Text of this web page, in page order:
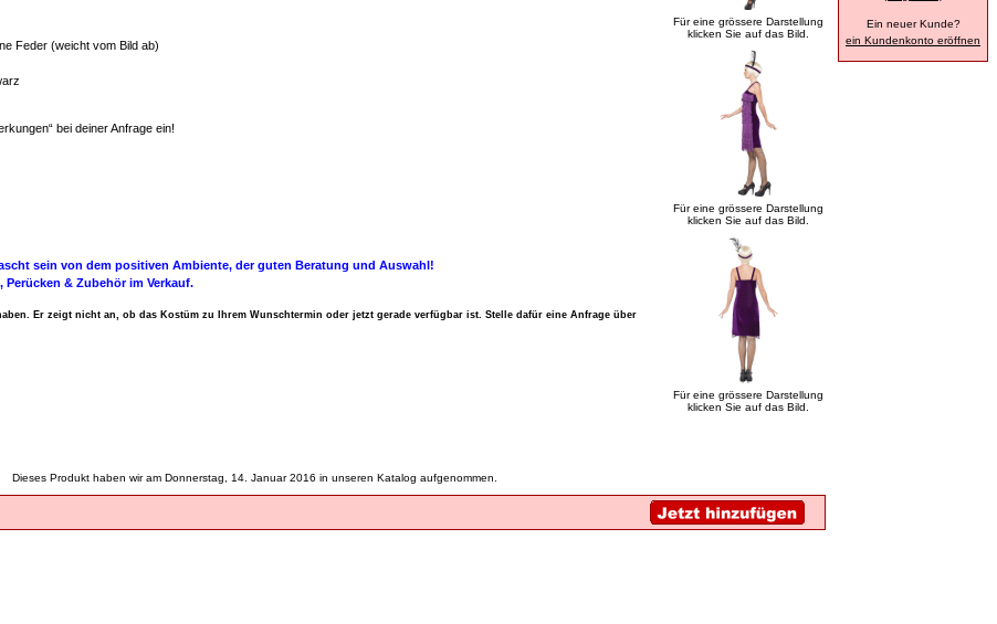
Für eine grössere Darstellung
klicken Sie auf das Bild.
Für eine grössere Darstellung
klicken Sie auf das Bild.
Für eine grössere Darstellung
klicken Sie auf das Bild.
Feder (weicht vom Bild ab)
bei deiner Anfrage ein!
sein von dem positiven Ambiente, der guten Beratung und Auswahl!
& Zubehör im Verkauf.
Er zeigt nicht an, ob das Kostüm zu Ihrem Wunschtermin oder jetzt gerade verfügbar ist. Stelle dafür eine Anfrage über
Dieses Produkt haben wir am Donnerstag, 14. Januar 2016 in unseren Katalog aufgenommen.
Ein neuer Kunde?
ein Kundenkonto eröffnen